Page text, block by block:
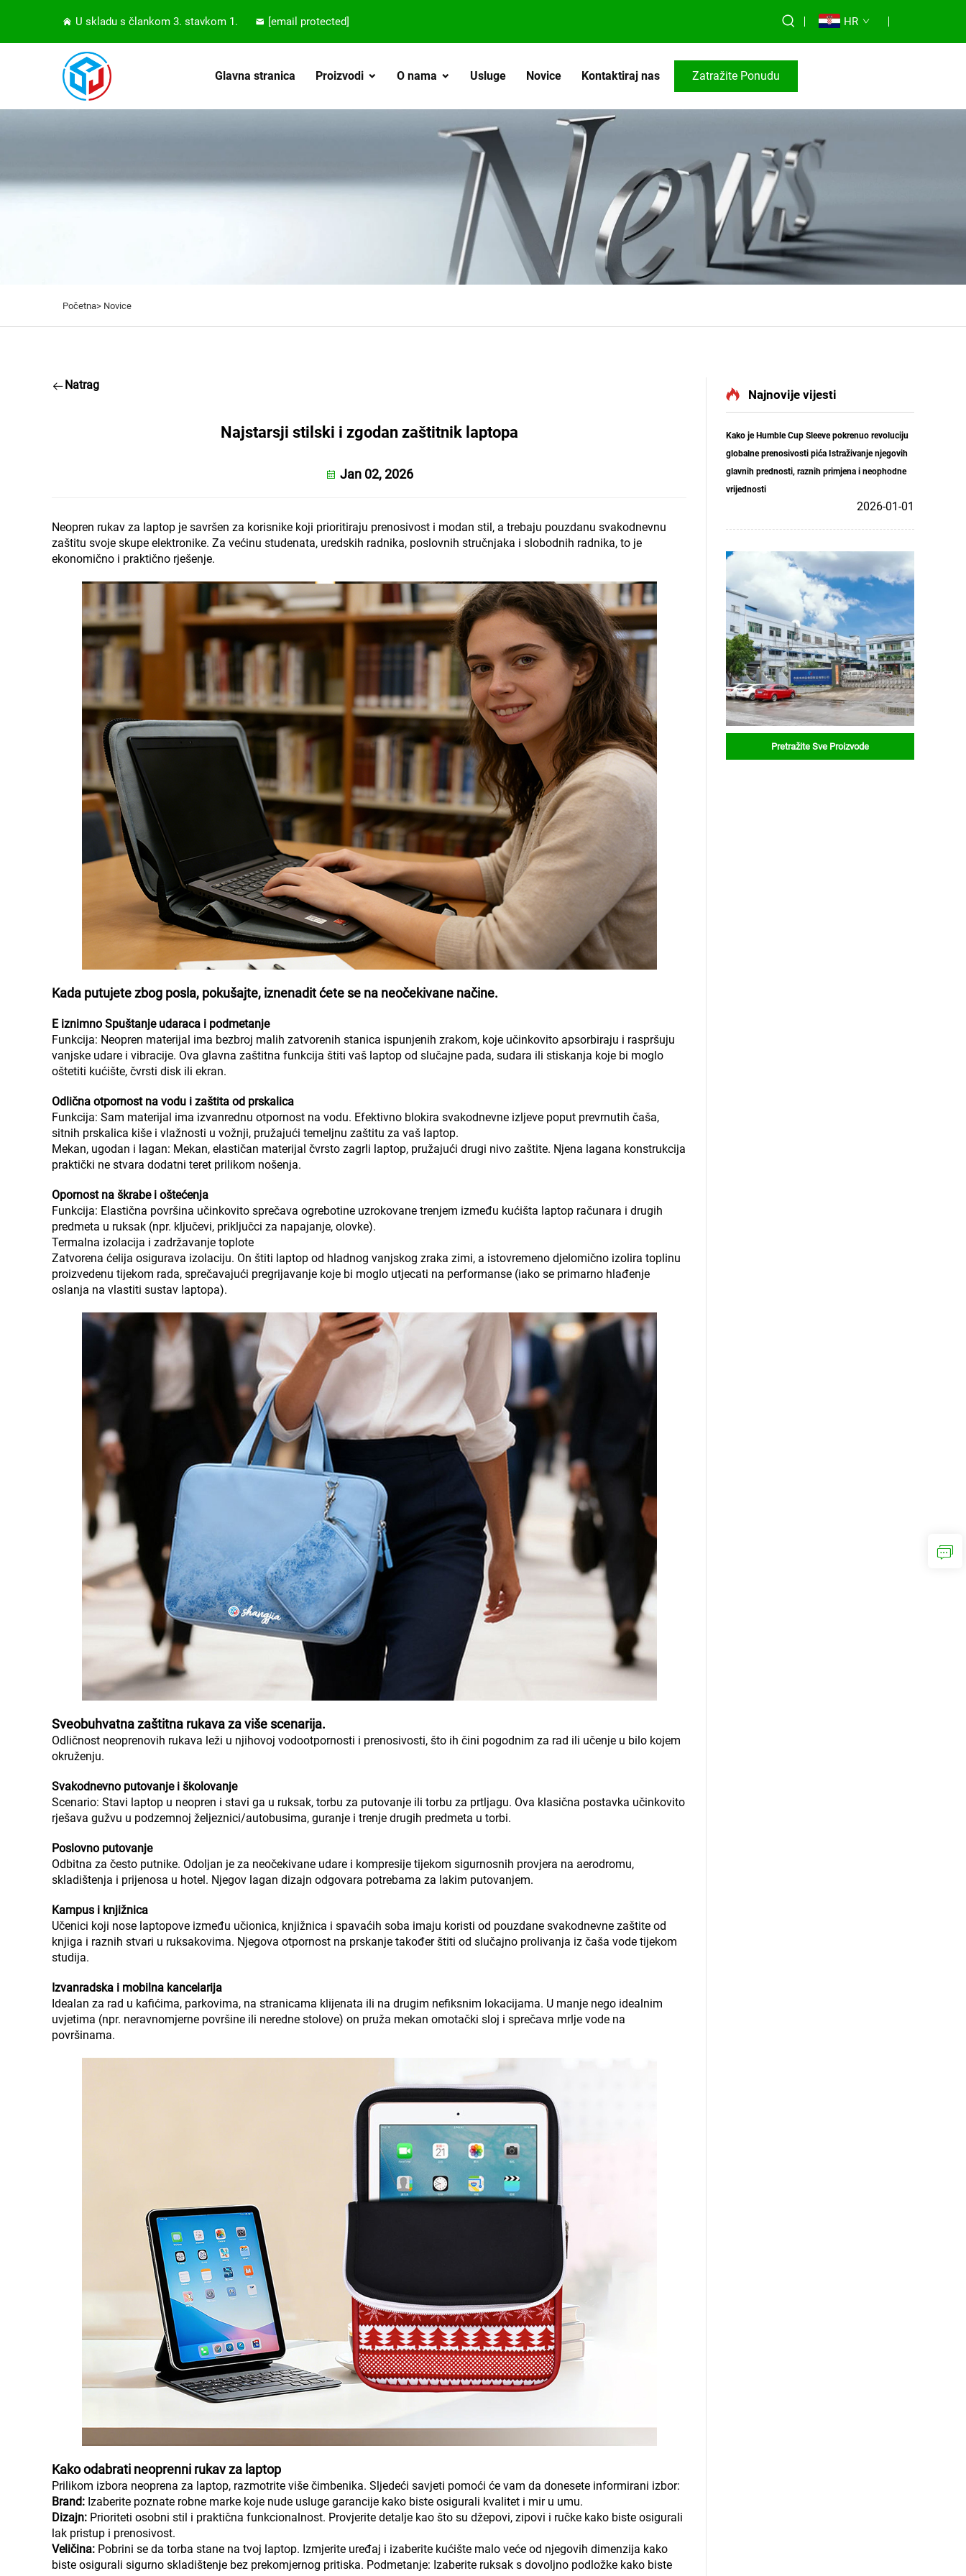
U skladu s člankom 3. stavkom 1. [email protected] HR
Glavna stranica Proizvodi O nama Usluge Novice Kontaktiraj nas Zatražite Ponudu
Početna> Novice
Natrag
Najstarsji stilski i zgodan zaštitnik laptopa
Jan 02, 2026
Neopren rukav za laptop je savršen za korisnike koji prioritiraju prenosivost i modan stil, a trebaju pouzdanu svakodnevnu
zaštitu svoje skupe elektronike. Za većinu studenata, uredskih radnika, poslovnih stručnjaka i slobodnih radnika, to je
ekonomično i praktično rješenje.
Kada putujete zbog posla, pokušajte, iznenadit ćete se na neočekivane načine.
E iznimno Spuštanje udaraca i podmetanje
Funkcija: Neopren materijal ima bezbroj malih zatvorenih stanica ispunjenih zrakom, koje učinkovito apsorbiraju i raspršuju
vanjske udare i vibracije. Ova glavna zaštitna funkcija štiti vaš laptop od slučajne pada, sudara ili stiskanja koje bi moglo
oštetiti kućište, čvrsti disk ili ekran.
Odlična otpornost na vodu i zaštita od prskalica
Funkcija: Sam materijal ima izvanrednu otpornost na vodu. Efektivno blokira svakodnevne izljeve poput prevrnutih čaša,
sitnih prskalica kiše i vlažnosti u vožnji, pružajući temeljnu zaštitu za vaš laptop.
Mekan, ugodan i lagan: Mekan, elastičan materijal čvrsto zagrli laptop, pružajući drugi nivo zaštite. Njena lagana konstrukcija
praktički ne stvara dodatni teret prilikom nošenja.
Opornost na škrabe i oštećenja
Funkcija: Elastična površina učinkovito sprečava ogrebotine uzrokovane trenjem između kućišta laptop računara i drugih
predmeta u ruksak (npr. ključevi, priključci za napajanje, olovke).
Termalna izolacija i zadržavanje toplote
Zatvorena ćelija osigurava izolaciju. On štiti laptop od hladnog vanjskog zraka zimi, a istovremeno djelomično izolira toplinu
proizvedenu tijekom rada, sprečavajući pregrijavanje koje bi moglo utjecati na performanse (iako se primarno hlađenje
oslanja na vlastiti sustav laptopa).
Sveobuhvatna zaštitna rukava za više scenarija.
Odličnost neoprenovih rukava leži u njihovoj vodootpornosti i prenosivosti, što ih čini pogodnim za rad ili učenje u bilo kojem
okruženju.
Svakodnevno putovanje i školovanje
Scenario: Stavi laptop u neopren i stavi ga u ruksak, torbu za putovanje ili torbu za prtljagu. Ova klasična postavka učinkovito
rješava gužvu u podzemnoj željeznici/autobusima, guranje i trenje drugih predmeta u torbi.
Poslovno putovanje
Odbitna za često putnike. Odoljan je za neočekivane udare i kompresije tijekom sigurnosnih provjera na aerodromu,
skladištenja i prijenosa u hotel. Njegov lagan dizajn odgovara potrebama za lakim putovanjem.
Kampus i knjižnica
Učenici koji nose laptopove između učionica, knjižnica i spavaćih soba imaju koristi od pouzdane svakodnevne zaštite od
knjiga i raznih stvari u ruksakovima. Njegova otpornost na prskanje također štiti od slučajno prolivanja iz čaša vode tijekom
studija.
Izvanradska i mobilna kancelarija
Idealan za rad u kafićima, parkovima, na stranicama klijenata ili na drugim nefiksnim lokacijama. U manje nego idealnim
uvjetima (npr. neravnomjerne površine ili neredne stolove) on pruža mekan omotački sloj i sprečava mrlje vode na
površinama.
Kako odabrati neoprenni rukav za laptop
Prilikom izbora neoprena za laptop, razmotrite više čimbenika. Sljedeći savjeti pomoći će vam da donesete informirani izbor:
Brand: Izaberite poznate robne marke koje nude usluge garancije kako biste osigurali kvalitet i mir u umu.
Dizajn: Prioriteti osobni stil i praktična funkcionalnost. Provjerite detalje kao što su džepovi, zipovi i ručke kako biste osigurali
lak pristup i prenosivost.
Veličina: Pobrini se da torba stane na tvoj laptop. Izmjerite uređaj i izaberite kućište malo veće od njegovih dimenzija kako
biste osigurali sigurno skladištenje bez prekomjernog pritiska. Podmetanje: Izaberite ruksak s dovoljno podložke kako biste
Najnovije vijesti
Kako je Humble Cup Sleeve pokrenuo revoluciju
globalne prenosivosti pića Istraživanje njegovih
glavnih prednosti, raznih primjena i neophodne
vrijednosti
2026-01-01
Pretražite Sve Proizvode